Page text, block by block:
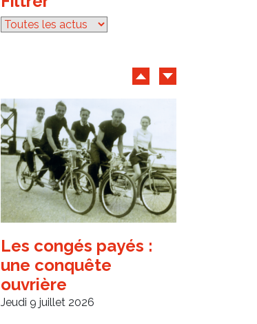
Archives d'articles
Les congés payés :
une conquête
ouvrière
Jeudi 9 juillet 2026